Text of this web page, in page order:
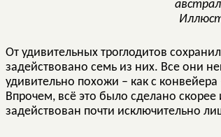
От удивительных троглодитов
задействовано семь из них. Все они
удивительно похожи – как с
Впрочем, всё это было сделано скорее
задействован почти исключительно